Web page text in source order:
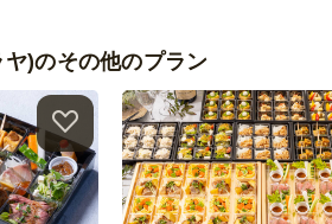
)のその他のプラン